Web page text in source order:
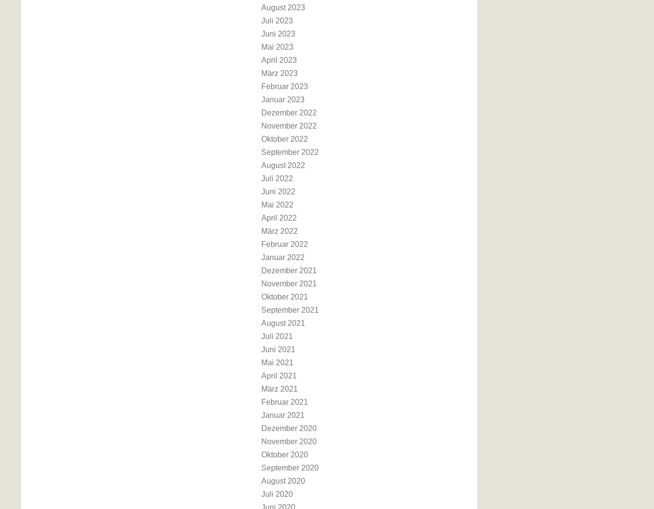
August 2023
Juli 2023
Juni 2023
Mai 2023
April 2023
März 2023
Februar 2023
Januar 2023
Dezember 2022
November 2022
Oktober 2022
September 2022
August 2022
Juli 2022
Juni 2022
Mai 2022
April 2022
März 2022
Februar 2022
Januar 2022
Dezember 2021
November 2021
Oktober 2021
September 2021
August 2021
Juli 2021
Juni 2021
Mai 2021
April 2021
März 2021
Februar 2021
Januar 2021
Dezember 2020
November 2020
Oktober 2020
September 2020
August 2020
Juli 2020
Juni 2020